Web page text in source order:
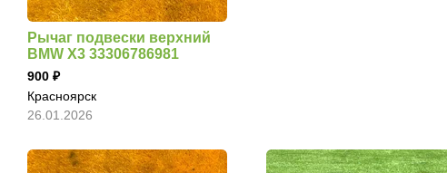
Рычаг подвески верхний
BMW X3 33306786981
900
Красноярск
26.01.2026